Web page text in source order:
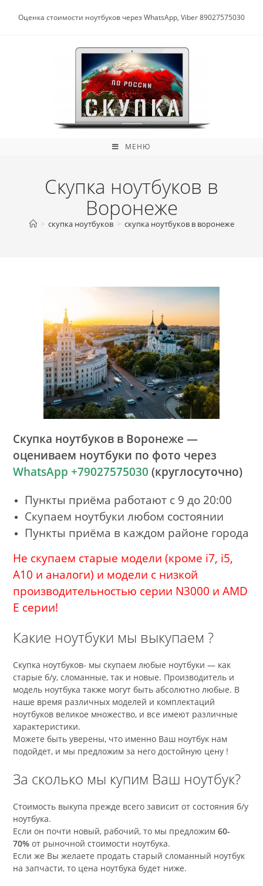
Оценка стоимости ноутбуков через WhatsApp, Viber 89027575030
МЕНЮ
Скупка ноутбуков в
Воронеже
> скупка ноутбуков > скупка ноутбуков в воронеже
Скупка ноутбуков в Воронеже —
оцениваем ноутбуки по фото через
WhatsApp +79027575030 (круглосуточно)
Пункты приёма работают с 9 до 20:00
Скупаем ноутбуки любом состоянии
Пункты приёма в каждом районе города
Не скупаем старые модели (кроме i7, i5,
A10 и аналоги) и модели с низкой
производительностью серии N3000 и AMD
E серии!
Какие ноутбуки мы выкупаем ?
Скупка ноутбуков- мы скупаем любые ноутбуки — как
старые б/у, сломанные, так и новые. Производитель и
модель ноутбука также могут быть абсолютно любые. В
наше время различных моделей и комплектаций
ноутбуков великое множество, и все имеют различные
характеристики.
Можете быть уверены, что именно Ваш ноутбук нам
подойдет, и мы предложим за него достойную цену !
За сколько мы купим Ваш ноутбук?
Стоимость выкупа прежде всего зависит от состояния б/у
ноутбука.
Если он почти новый, рабочий, то мы предложим60-
70% от рыночной стоимости ноутбука.
Если же Вы желаете продать старый сломанный ноутбук
на запчасти, то цена ноутбука будет ниже.